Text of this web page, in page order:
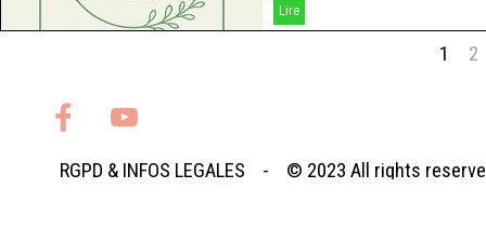
Lire
1 2
RGPD & INFOS LEGALES - © 2023 All rights